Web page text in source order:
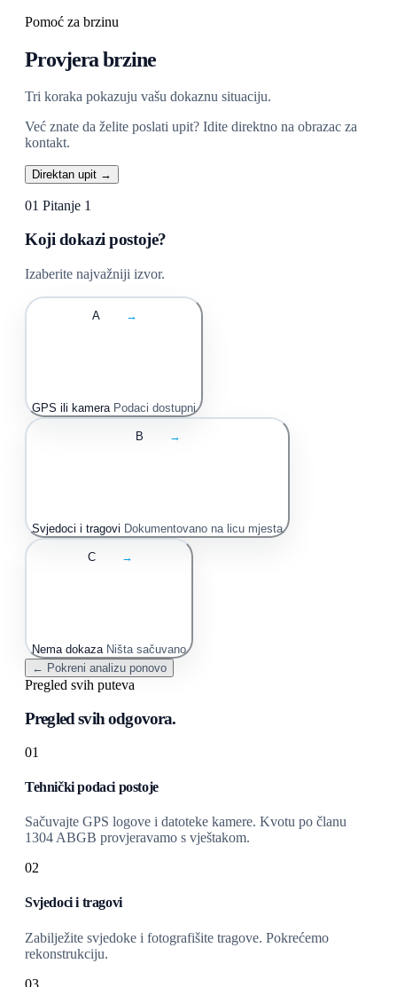
Pomoć za brzinu
Provjera brzine
Tri koraka pokazuju vašu dokaznu situaciju.
Već znate da želite poslati upit? Idite direktno na obrazac za
kontakt.
Direktan upit →
01 Pitanje 1
Koji dokazi postoje?
Izaberite najvažniji izvor.
A →
GPS ili kamera Podaci dostupni
B →
Svjedoci i tragovi Dokumentovano na licu mjesta
C →
Nema dokaza Ništa sačuvano
← Pokreni analizu ponovo
Pregled svih puteva
Pregled svih odgovora.
01
Tehnički podaci postoje
Sačuvajte GPS logove i datoteke kamere. Kvotu po članu
1304 ABGB provjeravamo s vještakom.
02
Svjedoci i tragovi
Zabilježite svjedoke i fotografišite tragove. Pokrećemo
rekonstrukciju.
03